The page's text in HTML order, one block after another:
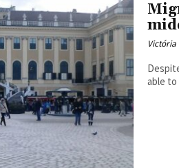
able